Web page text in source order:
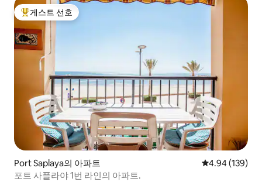
상위 게스트 선호
게스트 선호
Port Saplaya의 아파트 평점 4.94점(5
4.94 (139)
포트 사플라야 1번 라인의 아파트.